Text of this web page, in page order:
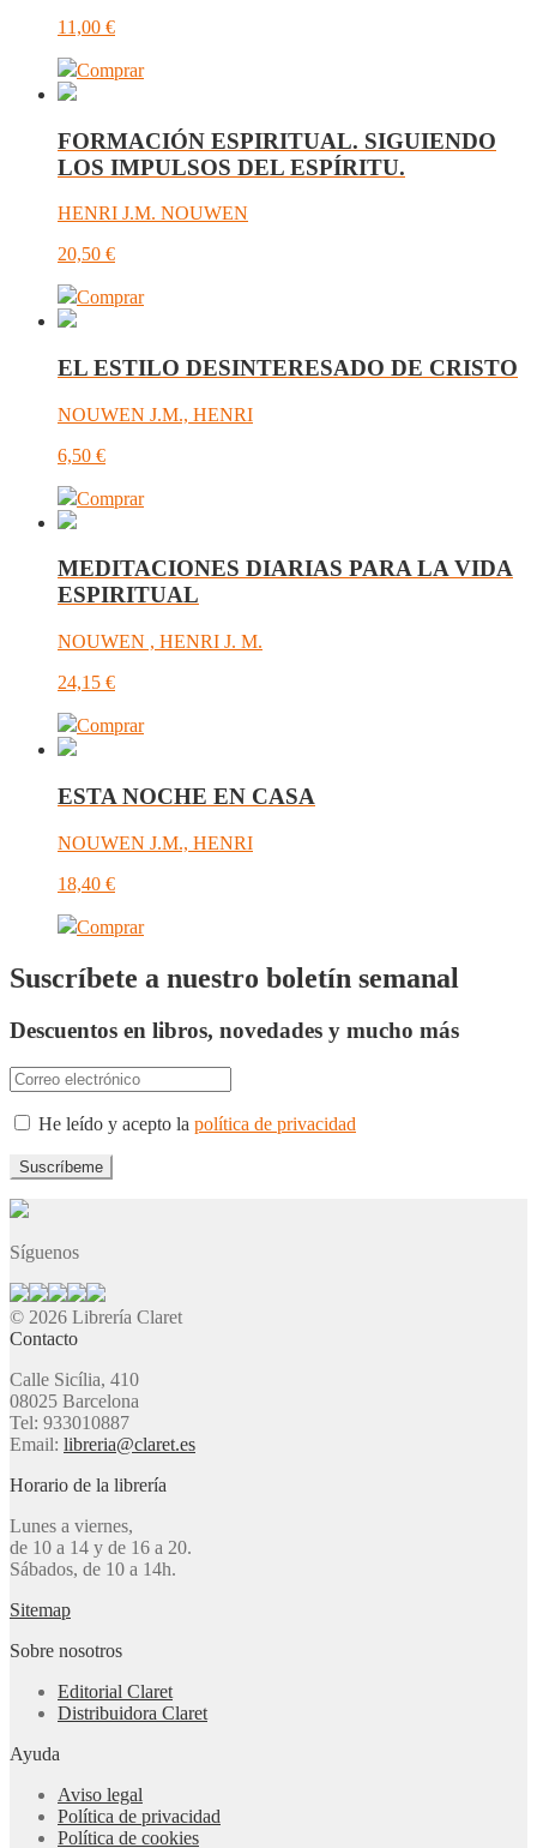
11,00 €
Comprar
FORMACIÓN ESPIRITUAL. SIGUIENDO
LOS IMPULSOS DEL ESPÍRITU.
HENRI J.M. NOUWEN
20,50 €
Comprar
EL ESTILO DESINTERESADO DE CRISTO
NOUWEN J.M., HENRI
6,50 €
Comprar
MEDITACIONES DIARIAS PARA LA VIDA
ESPIRITUAL
NOUWEN , HENRI J. M.
24,15 €
Comprar
ESTA NOCHE EN CASA
NOUWEN J.M., HENRI
18,40 €
Comprar
Suscríbete a nuestro boletín semanal
Descuentos en libros, novedades y mucho más
He leído y acepto la política de privacidad
Síguenos
© 2026 Librería Claret
Contacto
Calle Sicília, 410
08025 Barcelona
Tel: 933010887
Email: libreria@claret.es
Horario de la librería
Lunes a viernes,
de 10 a 14 y de 16 a 20.
Sábados, de 10 a 14h.
Sitemap
Sobre nosotros
Editorial Claret
Distribuidora Claret
Ayuda
Aviso legal
Política de privacidad
Política de cookies